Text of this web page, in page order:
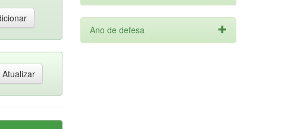
Ano de defesa